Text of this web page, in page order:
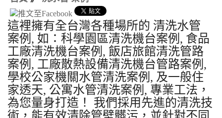
這裡擁有全台灣各種場所的 清洗水管
案例, 如：科學園區清洗機台案例, 食品
工廠清洗機台案例, 飯店旅館清洗管路
案例, 工廠散熱設備清洗機台管路案例,
學校公家機關水管清洗案例, 及一般住
家透天, 公寓水管清洗案例, 專業工法，
為您量身打造！ 我們採用先進的清洗技